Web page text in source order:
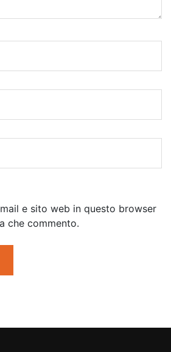
e sito web in questo browser
che commento.